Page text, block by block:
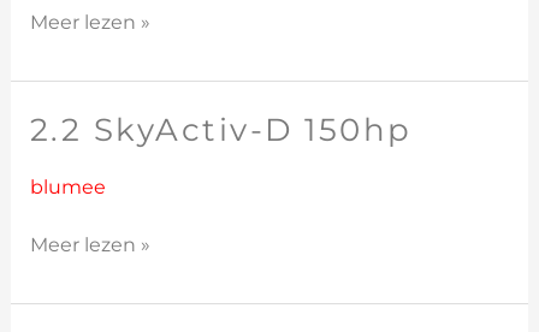
Meer lezen »
2.2 SkyActiv-D 150hp
blumee
2.2
D
Meer lezen »